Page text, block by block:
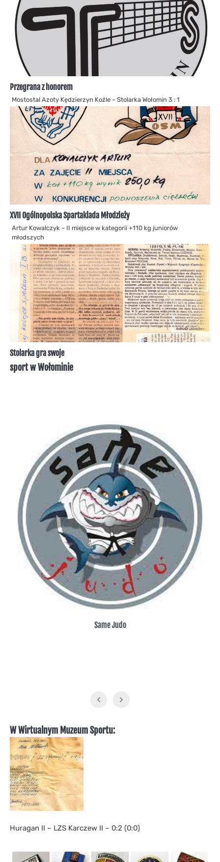
Przegrana z honorem
Mostostal Azoty Kędzierzyn Koźle – Stolarka Wołomin 3 : 1
XVII Ogólnopolska Spartakiada Młodzieży
Artur Kowalczyk – II miejsce w kategorii +110 kg juniorów
młodszych
Stolarka gra swoje
sport w Wołominie
Same Judo
W Wirtualnym Muzeum Sportu:
Huragan II – LZS Karczew II – 0:2 (0:0)